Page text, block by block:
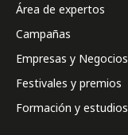
Área de expertos
Campañas
Empresas y Negocios
Festivales y premios
Formación y estudios